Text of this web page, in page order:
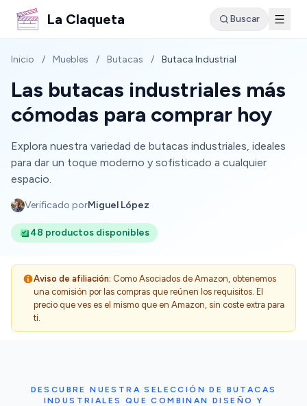
La Claqueta Buscar
Inicio / Muebles / Butacas / Butaca Industrial
Las butacas industriales más
cómodas para comprar hoy
Explora nuestra variedad de butacas industriales, ideales
para dar un toque moderno y sofisticado a cualquier
espacio.
Verificado porMiguel López
48 productos disponibles
Aviso de afiliación: Como Asociados de Amazon, obtenemos
una comisión por las compras que reúnen los requisitos. El
precio que ves es el mismo que en Amazon, sin coste extra para
ti.
DESCUBRE NUESTRA SELECCIÓN DE BUTACAS
INDUSTRIALES QUE COMBINAN DISEÑO Y